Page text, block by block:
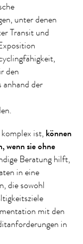
unter denen
Transit und
den
der
ist, können
wenn sie ohne
Beratung hilft,
in eine
die sowohl
mit den
in